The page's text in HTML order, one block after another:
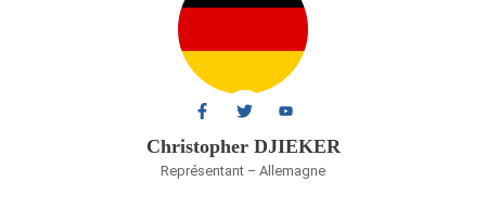
Christopher DJIEKER
Représentant – Allemagne